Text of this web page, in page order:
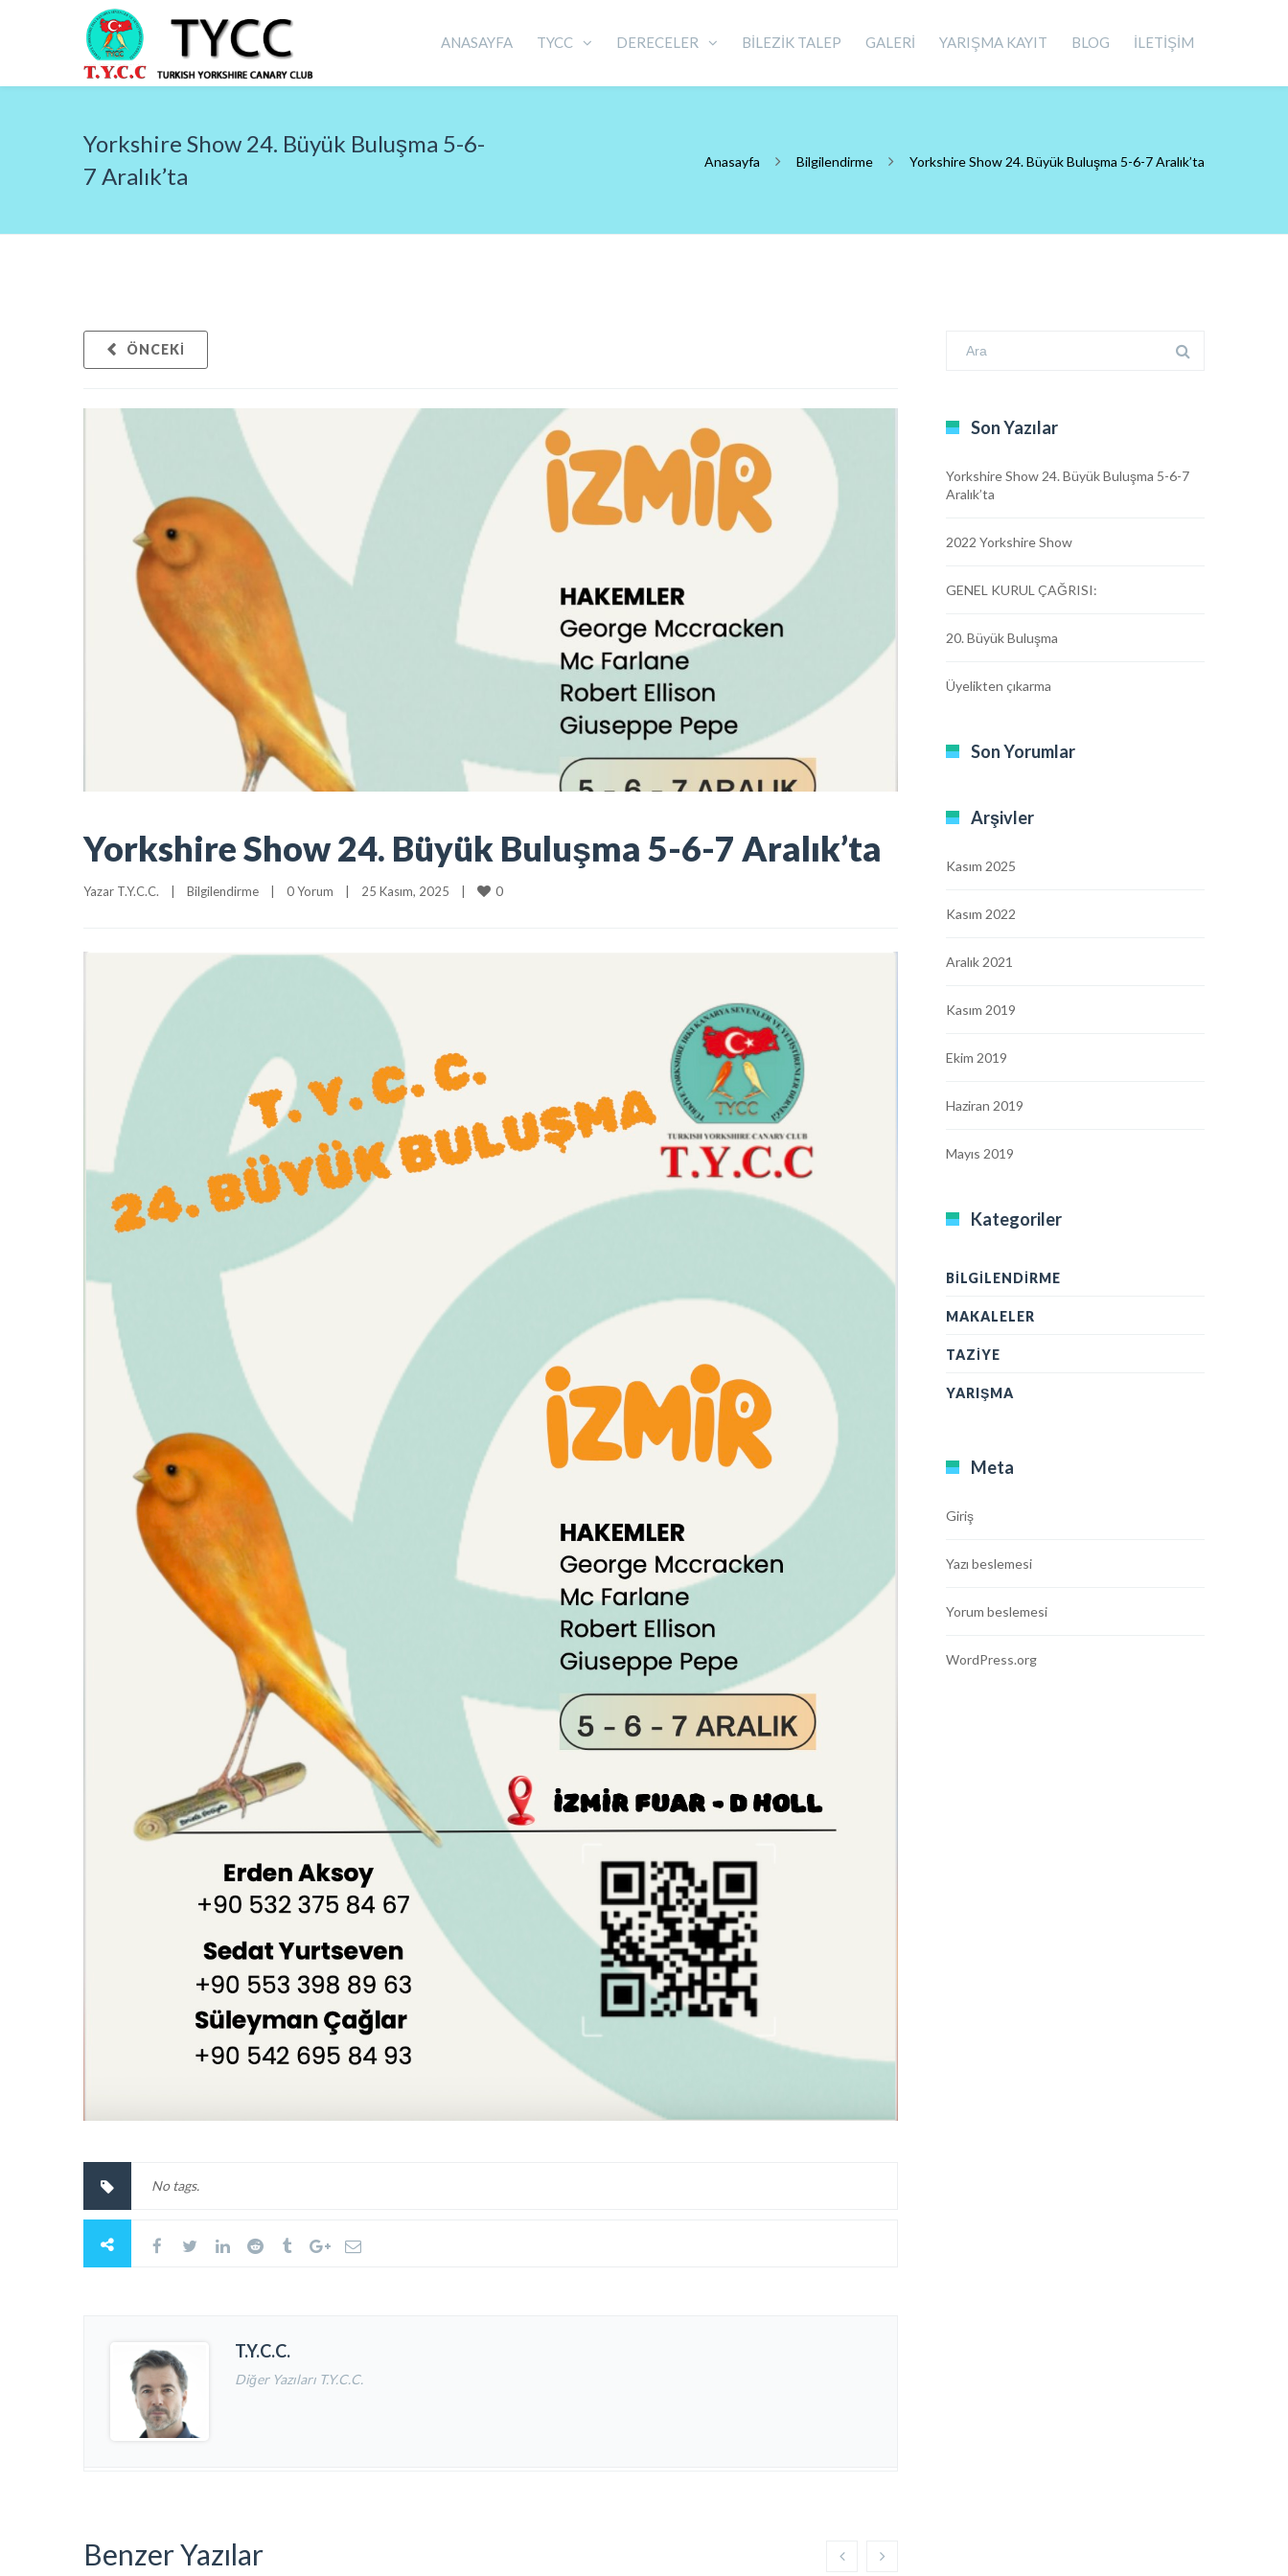
ANASAYFA TYCC DERECELER BİLEZİK TALEP GALERİ YARIŞMA KAYIT BLOG İLETİŞİM
Yorkshire Show 24. Büyük Buluşma 5-6-
7 Aralık’ta
Anasayfa Bilgilendirme Yorkshire Show 24. Büyük Buluşma 5-6-7 Aralık’ta
ÖNCEKI
Yorkshire Show 24. Büyük Buluşma 5-6-7 Aralık’ta
Yazar T.Y.C.C. Bilgilendirme 0 Yorum 25 Kasım, 2025 0
No tags.
T.Y.C.C.
Diğer Yazıları T.Y.C.C.
Benzer Yazılar
Son Yazılar
Yorkshire Show 24. Büyük Buluşma 5-6-7
Aralık’ta
2022 Yorkshire Show
GENEL KURUL ÇAĞRISI:
20. Büyük Buluşma
Üyelikten çıkarma
Son Yorumlar
Arşivler
Kasım 2025
Kasım 2022
Aralık 2021
Kasım 2019
Ekim 2019
Haziran 2019
Mayıs 2019
Kategoriler
BILGILENDIRME
MAKALELER
TAZIYE
YARIŞMA
Meta
Giriş
Yazı beslemesi
Yorum beslemesi
WordPress.org